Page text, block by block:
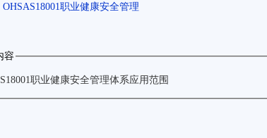
OHSAS18001职业健康安全管理
容
职业健康安全管理体系应用范围